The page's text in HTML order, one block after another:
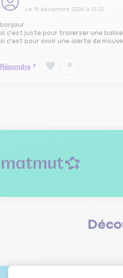
Le 18 décembre 2024 à 12:33
bonjour
si c'est juste pour traverser une
si c'est pour avoir une alerte de
Répondre 0